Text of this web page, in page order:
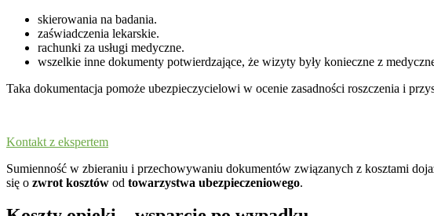
skierowania na badania.
zaświadczenia lekarskie.
rachunki za usługi medyczne.
wszelkie inne dokumenty potwierdzające, że wizyty były konieczne z
Taka dokumentacja pomoże ubezpieczycielowi w ocenie zasadności roszczenia i
Kontakt z ekspertem
Sumienność w zbieraniu i przechowywaniu dokumentów związanych z kosztami
się o zwrot kosztów od towarzystwa ubezpieczeniowego.